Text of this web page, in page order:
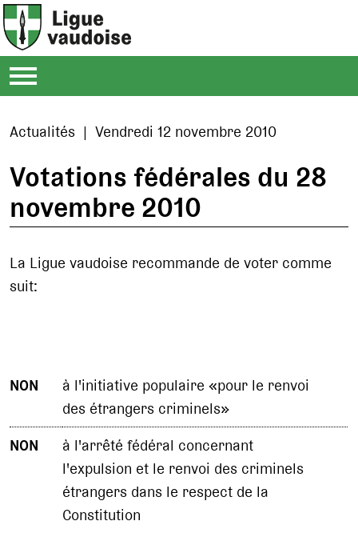
Actualités | Vendredi 12 novembre 2010
Votations fédérales du 28
novembre 2010
La Ligue vaudoise recommande de voter comme
suit:
NON
à l'initiative populaire «pour le renvoi
des étrangers criminels»
NON
à l'arrêté fédéral concernant
l'expulsion et le renvoi des criminels
étrangers dans le respect de la
Constitution